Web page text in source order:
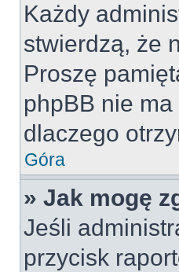
Każdy
stwierdzą, że
Proszę
phpBB nie
dlaczego
Góra
» Jak mogę
Jeśli
przycisk